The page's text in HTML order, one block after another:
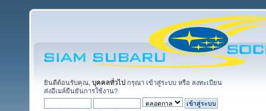
ยินดีต้อนรับคุณ, บุคคลทั่วไป กรุณา เข้าสู่ระบบ หรือ ลงทะเบียน
ส่งอีเมล์ยืนยันการใช้งาน?